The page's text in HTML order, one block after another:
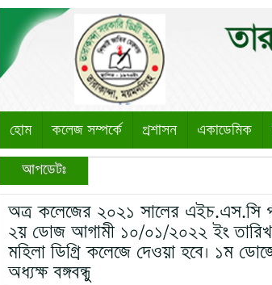
হোম কলেজ সম্পর্কে প্রশাসন একাডেমিক
আপডেটঃ
অত্র কলেজের ২০২১ সালের এইচ.এস.সি
২য় ডোজ আগামী ১০/০১/২০২২ ইং
মহিলা ডিগ্রি কলেজে দেওয়া হবে। ১ম
অধ্যক্ষ বঙ্গবন্ধু